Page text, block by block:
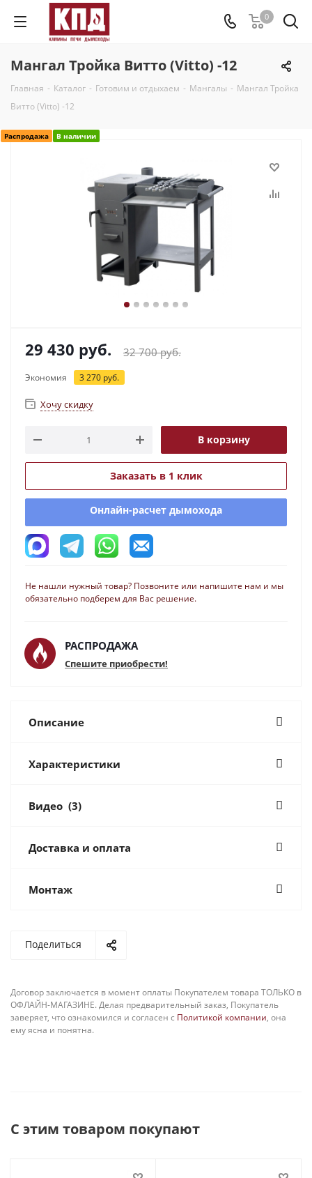
0
Мангал Тройка Витто (Vitto) -12
Главная - Каталог - Готовим и отдыхаем - Мангалы - Мангал Тройка
Витто (Vitto) -12
Распродажа В наличии
29 430 руб. 32 700руб.
Экономия 3 270 руб.
Хочу скидку
В корзину
Заказать в 1 клик
Онлайн-расчет дымохода
Не нашли нужный товар? Позвоните или напишите нам и мы
обязательно подберем для Вас решение.
РАСПРОДАЖА
Спешите приобрести!
Описание
Характеристики
Видео (3)
Доставка и оплата
Монтаж
Поделиться
Договор заключается в момент оплаты Покупателем товара ТОЛЬКО в
ОФЛАЙН-МАГАЗИНЕ. Делая предварительный заказ, Покупатель
заверяет, что ознакомился и согласен с Политикой компании, она
ему ясна и понятна.
С этим товаром покупают